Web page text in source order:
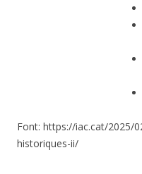
Font: https://iac.cat/2025/
historiques-ii/